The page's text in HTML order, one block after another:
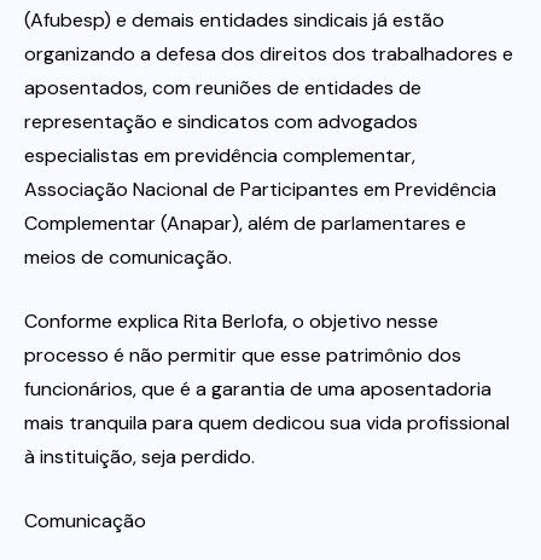
(Afubesp) e demais entidades sindicais já estão
organizando a defesa dos direitos dos trabalhadores e
aposentados, com reuniões de entidades de
representação e sindicatos com advogados
especialistas em previdência complementar,
Associação Nacional de Participantes em Previdência
Complementar (Anapar), além de parlamentares e
meios de comunicação.
Conforme explica Rita Berlofa, o objetivo nesse
processo é não permitir que esse patrimônio dos
funcionários, que é a garantia de uma aposentadoria
mais tranquila para quem dedicou sua vida profissional
à instituição, seja perdido.
Comunicação